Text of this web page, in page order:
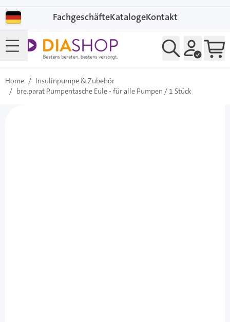
FachgeschäfteKatalogeKontakt
Home / Insulinpumpe & Zubehör
/ bre.parat Pumpentasche Eule - für alle Pumpen / 1 Stück